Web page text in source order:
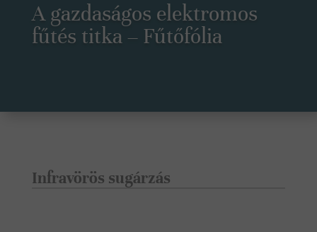
A gazdaságos elektromos
fűtés titka – Fűtőfólia
Infravörös sugárzás